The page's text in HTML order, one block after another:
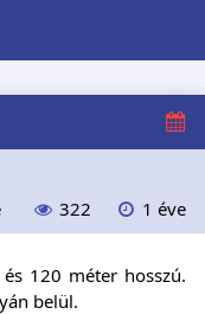
322 1 éve
120 méter hosszú.
belül.